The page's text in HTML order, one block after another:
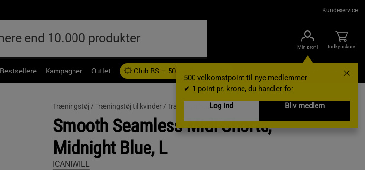
Kundeservice
Min profil
500 velkomstpoint til nye medlemmer
✔ 1 point pr. krone, du handler for
Log ind
Bliv medlem
Indkøbskurv
Bestsellere Kampagner Outlet 💥 Club BS – 500 velkomstpoint Gavekort
Træningstøj / Træningstøj til kvinder / Træningsshorts
Smooth Seamless Midi Shorts,
Midnight Blue, L
ICANIWILL